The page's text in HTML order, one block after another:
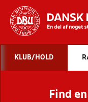
STILLINGER,
KLUB/HOLD
Find